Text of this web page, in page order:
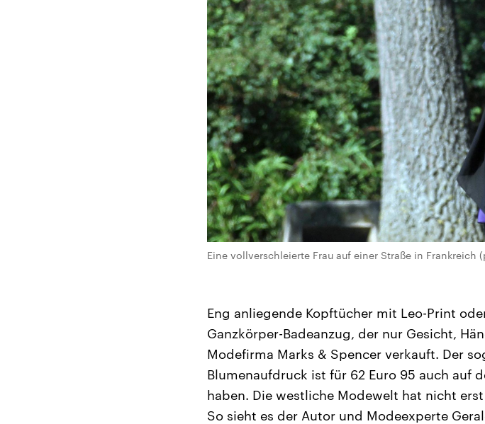
Eine vollverschleierte Frau auf einer Straße in
Eng anliegende Kopftücher mit Leo-Print
Ganzkörper-Badeanzug, der nur Gesicht,
Modefirma Marks & Spencer verkauft. Der
Blumenaufdruck ist für 62 Euro 95 auch auf
haben. Die westliche Modewelt hat nicht
So sieht es der Autor und Modeexperte